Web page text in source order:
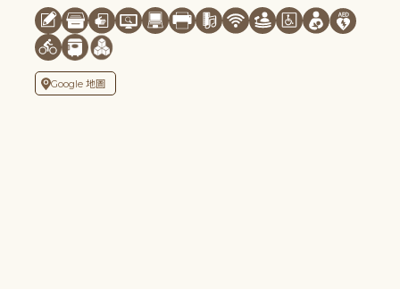
Google 地圖